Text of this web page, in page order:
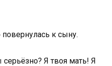
к сыну.
Я твоя мать! Я